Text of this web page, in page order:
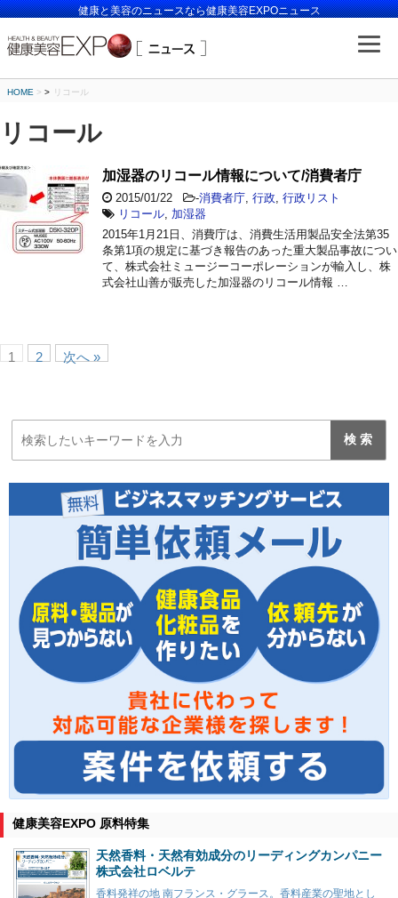
健康と美容のニュースなら健康美容EXPOニュース
HOME > リコール
リコール
加湿器のリコール情報について/消費者庁
2015/01/22 -消費者庁 行政 行政リスト
リコール 加湿器
2015年1月21日、消費庁は、消費生活用製品安全法第35
条第1項の規定に基づき報告のあった重大製品事故につい
て、株式会社ミュージーコーポレーションが輸入し、株
式会社山善が販売した加湿器のリコール情報 …
1 2 次へ »
健康美容EXPO 原料特集
天然香料・天然有効成分のリーディングカンパニー
株式会社ロベルテ
香料発祥の地 南フランス・グラース。香料産業の聖地とし